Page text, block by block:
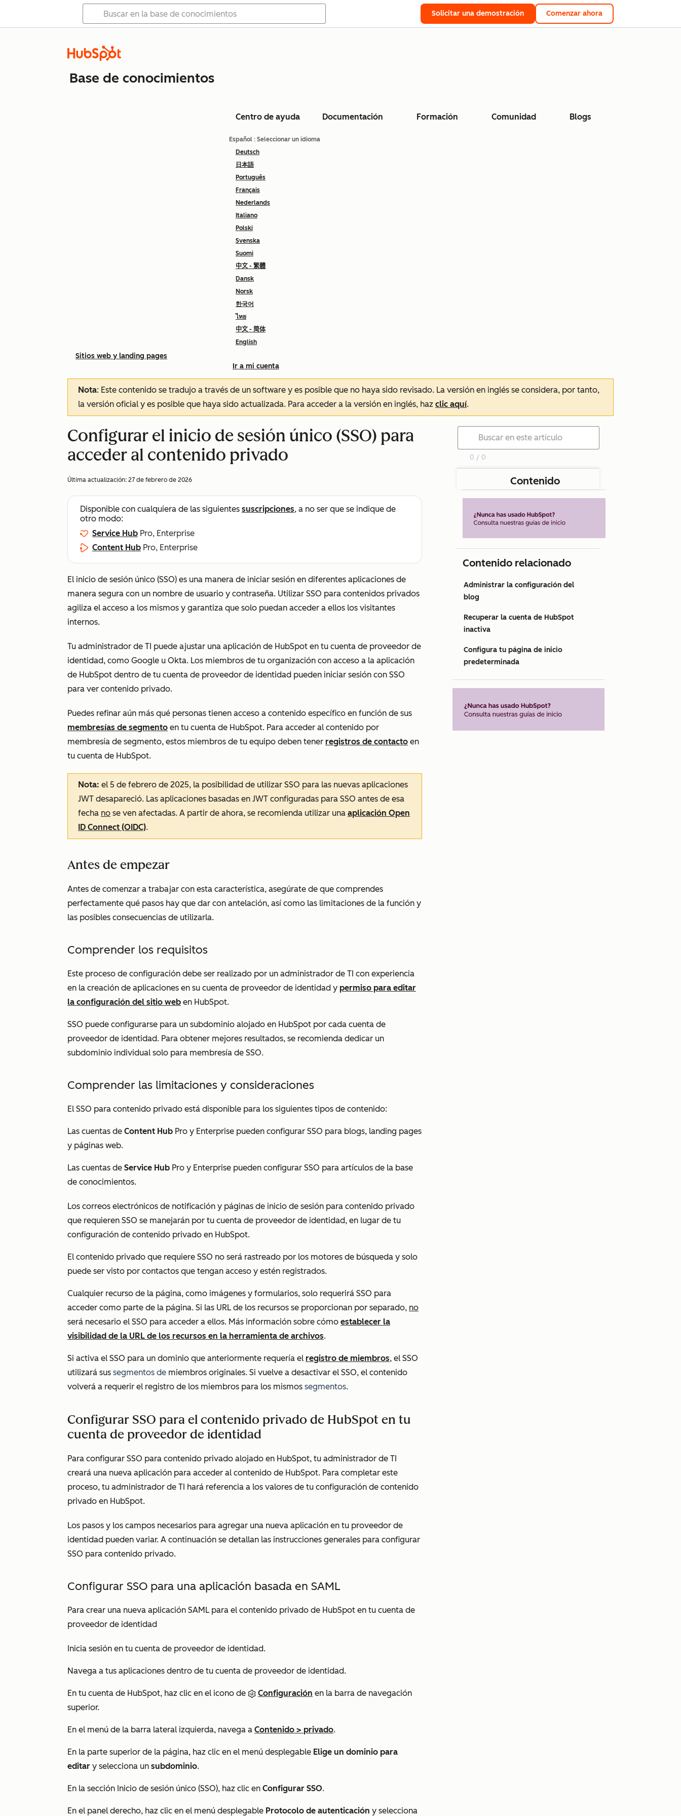
Solicitar una demostración Comenzar ahora
Base de conocimientos
Centro de ayuda Documentación Formación Comunidad Blogs
Español : Seleccionar un idioma
Deutsch
日本語
Português
Français
Nederlands
Italiano
Polski
Svenska
Suomi
中文 - 繁體
Dansk
Norsk
한국어
ไทย
中文 - 简体
English
Ir a mi cuenta
Sitios web y landing pages
Nota: Este contenido se tradujo a través de un software y es posible que no haya sido revisado. La versión en inglés se considera, por tanto,
la versión oficial y es posible que haya sido actualizada. Para acceder a la versión en inglés, haz clic aquí.
Configurar el inicio de sesión único (SSO) para
acceder al contenido privado
Última actualización: 27 de febrero de 2026
Disponible con cualquiera de las siguientes suscripciones, a no ser que se indique de
otro modo:
Service Hub Pro, Enterprise
Content Hub Pro, Enterprise
El inicio de sesión único (SSO) es una manera de iniciar sesión en diferentes aplicaciones de
manera segura con un nombre de usuario y contraseña. Utilizar SSO para contenidos privados
agiliza el acceso a los mismos y garantiza que solo puedan acceder a ellos los visitantes
internos.
Tu administrador de TI puede ajustar una aplicación de HubSpot en tu cuenta de proveedor de
identidad, como Google u Okta. Los miembros de tu organización con acceso a la aplicación
de HubSpot dentro de tu cuenta de proveedor de identidad pueden iniciar sesión con SSO
para ver contenido privado.
Puedes refinar aún más qué personas tienen acceso a contenido específico en función de sus
membresías de segmento en tu cuenta de HubSpot. Para acceder al contenido por
membresía de segmento, estos miembros de tu equipo deben tener registros de contacto en
tu cuenta de HubSpot.
Nota: el 5 de febrero de 2025, la posibilidad de utilizar SSO para las nuevas aplicaciones
JWT desapareció. Las aplicaciones basadas en JWT configuradas para SSO antes de esa
fecha no se ven afectadas. A partir de ahora, se recomienda utilizar una aplicación Open
ID Connect (OIDC).
Antes de empezar
Antes de comenzar a trabajar con esta característica, asegúrate de que comprendes
perfectamente qué pasos hay que dar con antelación, así como las limitaciones de la función y
las posibles consecuencias de utilizarla.
Comprender los requisitos
Este proceso de configuración debe ser realizado por un administrador de TI con experiencia
en la creación de aplicaciones en su cuenta de proveedor de identidad y permiso para editar
la configuración del sitio web en HubSpot.
SSO puede configurarse para un subdominio alojado en HubSpot por cada cuenta de
proveedor de identidad. Para obtener mejores resultados, se recomienda dedicar un
subdominio individual solo para membresía de SSO.
Comprender las limitaciones y consideraciones
El SSO para contenido privado está disponible para los siguientes tipos de contenido:
Las cuentas de Content Hub Pro y Enterprise pueden configurar SSO para blogs, landing pages
y páginas web.
Las cuentas de Service Hub Pro y Enterprise pueden configurar SSO para artículos de la base
de conocimientos.
Los correos electrónicos de notificación y páginas de inicio de sesión para contenido privado
que requieren SSO se manejarán por tu cuenta de proveedor de identidad, en lugar de tu
configuración de contenido privado en HubSpot.
El contenido privado que requiere SSO no será rastreado por los motores de búsqueda y solo
puede ser visto por contactos que tengan acceso y estén registrados.
Cualquier recurso de la página, como imágenes y formularios, solo requerirá SSO para
acceder como parte de la página. Si las URL de los recursos se proporcionan por separado, no
será necesario el SSO para acceder a ellos. Más información sobre cómo establecer la
visibilidad de la URL de los recursos en la herramienta de archivos.
Si activa el SSO para un dominio que anteriormente requería el registro de miembros, el SSO
utilizará sus segmentos de miembros originales. Si vuelve a desactivar el SSO, el contenido
volverá a requerir el registro de los miembros para los mismos segmentos.
Configurar SSO para el contenido privado de HubSpot en tu
cuenta de proveedor de identidad
Para configurar SSO para contenido privado alojado en HubSpot, tu administrador de TI
creará una nueva aplicación para acceder al contenido de HubSpot. Para completar este
proceso, tu administrador de TI hará referencia a los valores de tu configuración de contenido
privado en HubSpot.
Los pasos y los campos necesarios para agregar una nueva aplicación en tu proveedor de
identidad pueden variar. A continuación se detallan las instrucciones generales para configurar
SSO para contenido privado.
Configurar SSO para una aplicación basada en SAML
Para crear una nueva aplicación SAML para el contenido privado de HubSpot en tu cuenta de
proveedor de identidad
Inicia sesión en tu cuenta de proveedor de identidad.
Navega a tus aplicaciones dentro de tu cuenta de proveedor de identidad.
En tu cuenta de HubSpot, haz clic en el icono de Configuración en la barra de navegación
superior.
En el menú de la barra lateral izquierda, navega a Contenido > privado.
En la parte superior de la página, haz clic en el menú desplegable Elige un dominio para
editar y selecciona un subdominio.
En la sección Inicio de sesión único (SSO), haz clic en Configurar SSO.
En el panel derecho, haz clic en el menú desplegable Protocolo de autenticación y selecciona
0 / 0
Contenido
Contenido relacionado
Administrar la configuración del
blog
Recuperar la cuenta de HubSpot
inactiva
Configura tu página de inicio
predeterminada